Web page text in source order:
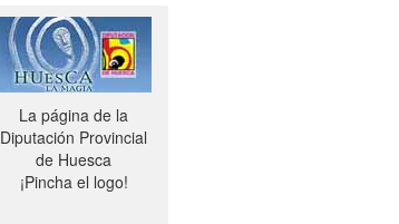
La página de la
Diputación Provincial
de Huesca
¡Pincha el logo!